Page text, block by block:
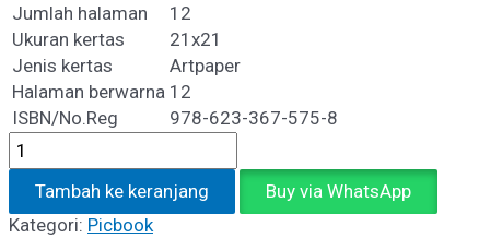
Jumlah halaman
12
Ukuran kertas
21x21
Jenis kertas
Artpaper
Halaman berwarna 12
ISBN/No.Reg
978-623-367-575-8
Kuantitas
BUDE
KESAYANGAN
GALUH
Tambah ke keranjang
Buy via WhatsApp
Kategori: Picbook